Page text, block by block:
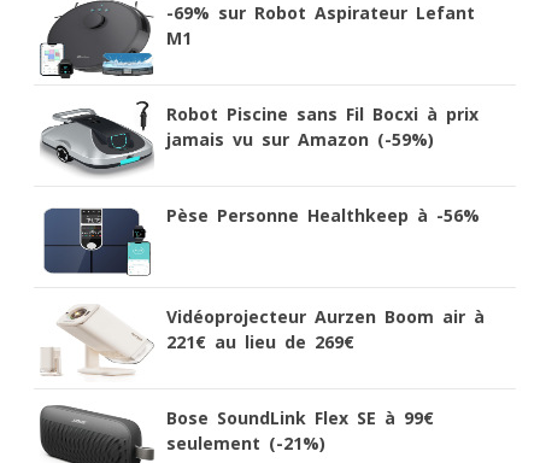
-69% sur Robot Aspirateur Lefant
M1
Robot Piscine sans Fil Bocxi à prix
jamais vu sur Amazon (-59%)
Pèse Personne Healthkeep à -56%
Vidéoprojecteur Aurzen Boom air à
221€ au lieu de 269€
Bose SoundLink Flex SE à 99€
seulement (-21%)